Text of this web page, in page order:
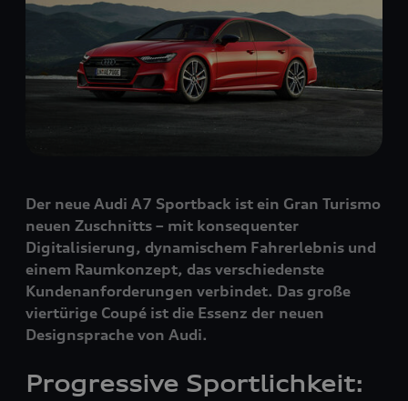
Der neue Audi A7 Sportback ist ein Gran Turismo
neuen Zuschnitts – mit konsequenter
Digitalisierung, dynamischem Fahrerlebnis und
einem Raumkonzept, das verschiedenste
Kundenanforderungen verbindet. Das große
viertürige Coupé ist die Essenz der neuen
Designsprache von Audi.
Progressive Sportlichkeit: